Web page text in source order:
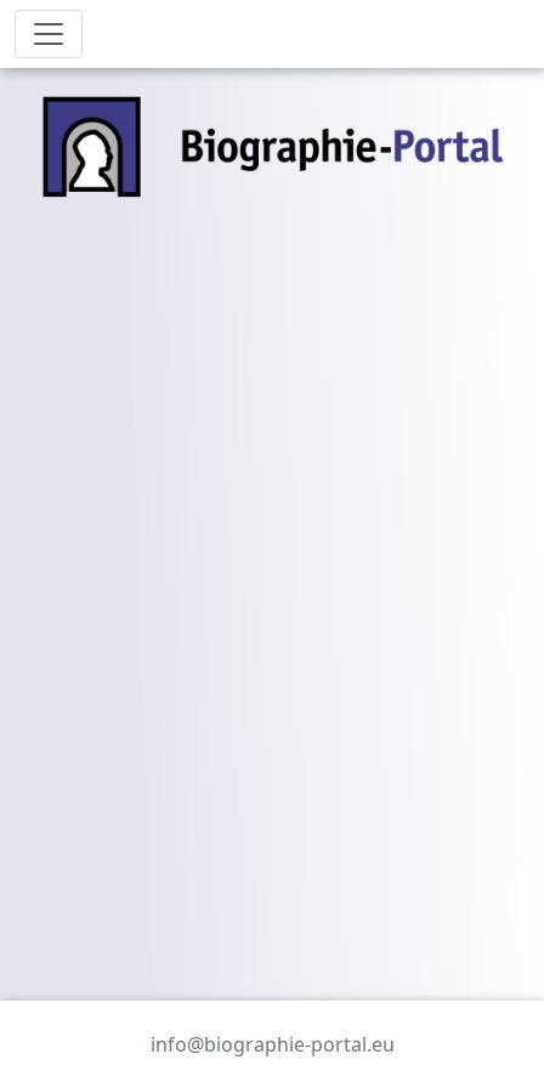
info@biographie-portal.eu